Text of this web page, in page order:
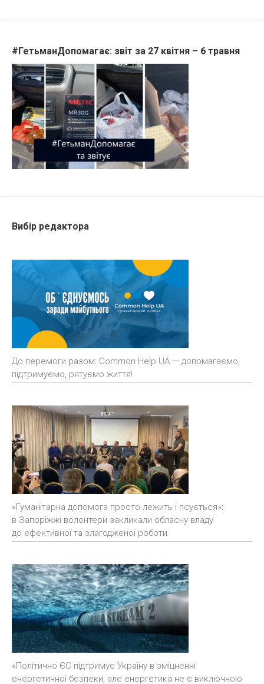
#ГетьманДопомагає: звіт за 27 квітня – 6 травня
Вибір редактора
До перемоги разом: Common Help UA — допомагаємо,
підтримуємо, рятуємо життя!
«Гуманітарна допомога просто лежить і псується»:
в Запоріжжі волонтери закликали обласну владу
до ефективної та злагодженої роботи
«Політично ЄС підтримує Україну в зміцненні
енергетичної безпеки, але енергетика не є виключною